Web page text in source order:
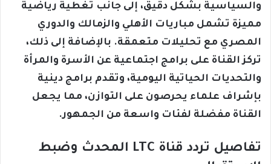
والسياسية بشكل دقيق، إلى جانب تغطية رياضية
مميزة تشمل مباريات الأهلي والزمالك والدوري
المصري مع تحليلات متعمقة. بالإضافة إلى ذلك،
تركز القناة على برامج اجتماعية عن الأسرة والمرأة
والتحديات الحياتية اليومية، وتقدم برامج دينية
بإشراف علماء يحرصون على التوازن، مما يجعل
القناة مفضلة لفئات واسعة من الجمهور.
تفاصيل تردد قناة LTC المحدث وضبط